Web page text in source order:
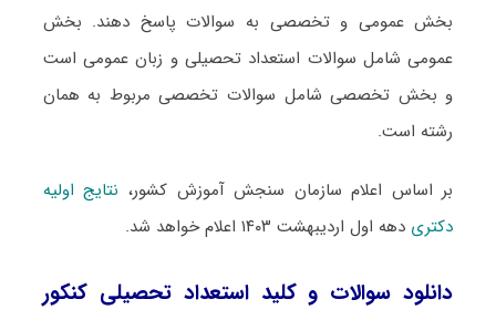
بخش عمومی و تخصصی به سوالات پاسخ دهند. بخش
عمومی شامل سوالات استعداد تحصیلی و زبان عمومی است
و بخش تخصصی شامل سوالات تخصصی مربوط به همان
رشته است.
بر اساس اعلام سازمان سنجش آموزش کشور، نتایج اولیه
دکتری دهه اول اردیبهشت ۱۴۰۳ اعلام خواهد شد.
دانلود سوالات و کلید استعداد تحصیلی کنکور